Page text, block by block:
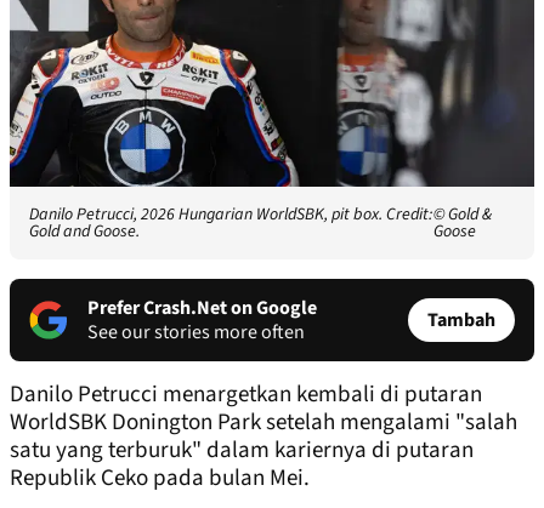
Danilo Petrucci, 2026 Hungarian WorldSBK, pit box. Credit:
Gold and Goose.
© Gold &
Goose
Prefer Crash.Net on Google
See our stories more often
Tambah
Danilo Petrucci menargetkan kembali di putaran
WorldSBK Donington Park setelah mengalami "salah
satu yang terburuk" dalam kariernya di putaran
Republik Ceko pada bulan Mei.